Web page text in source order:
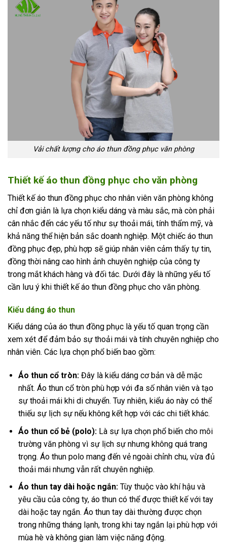
Vải chất lượng cho áo thun đồng phục văn phòng
Thiết kế áo thun đồng phục cho văn phòng
Thiết kế áo thun đồng phục cho nhân viên văn phòng không
chỉ đơn giản là lựa chọn kiểu dáng và màu sắc, mà còn phải
cân nhắc đến các yếu tố như sự thoải mái, tính thẩm mỹ, và
khả năng thể hiện bản sắc doanh nghiệp. Một chiếc áo thun
đồng phục đẹp, phù hợp sẽ giúp nhân viên cảm thấy tự tin,
đồng thời nâng cao hình ảnh chuyên nghiệp của công ty
trong mắt khách hàng và đối tác. Dưới đây là những yếu tố
cần lưu ý khi thiết kế áo thun đồng phục cho văn phòng.
Kiểu dáng áo thun
Kiểu dáng của áo thun đồng phục là yếu tố quan trọng cần
xem xét để đảm bảo sự thoải mái và tính chuyên nghiệp cho
nhân viên. Các lựa chọn phổ biến bao gồm:
Áo thun cổ tròn:Đây là kiểu dáng cơ bản và dễ mặc
nhất. Áo thun cổ tròn phù hợp với đa số nhân viên và tạo
sự thoải mái khi di chuyển. Tuy nhiên, kiểu áo này có thể
thiếu sự lịch sự nếu không kết hợp với các chi tiết khác.
Áo thun cổ bẻ (polo):Là sự lựa chọn phổ biến cho môi
trường văn phòng vì sự lịch sự nhưng không quá trang
trọng. Áo thun polo mang đến vẻ ngoài chỉnh chu, vừa đủ
thoải mái nhưng vẫn rất chuyên nghiệp.
Áo thun tay dài hoặc ngắn:Tùy thuộc vào khí hậu và
yêu cầu của công ty, áo thun có thể được thiết kế với tay
dài hoặc tay ngắn. Áo thun tay dài thường được chọn
trong những tháng lạnh, trong khi tay ngắn lại phù hợp với
mùa hè và không gian làm việc năng động.